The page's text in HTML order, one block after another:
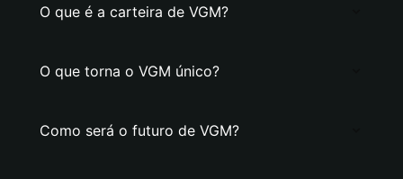
O que é a carteira de VGM?
O que torna o VGM único?
Como será o futuro de VGM?